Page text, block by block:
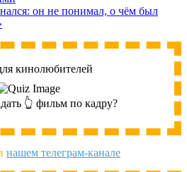
он не понимал, о чём был
кинолюбителей
👆 фильм по кадру?
нашем телеграм-канале